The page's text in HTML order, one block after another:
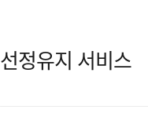
선정유지 서비스